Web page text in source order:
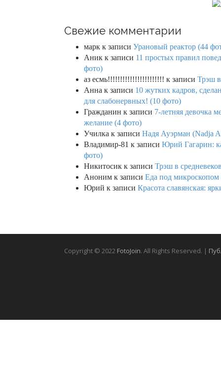
Свежие комментарии
марк к записи Урановый реактор (44
Аник к записи 11 простых правил
фото)
аз есмь!!!!!!!!!!!!!!!!!!!!!!! к записи Трэш в
Анна к записи 10 жутких кадров,
для слабонервных! (10 фото)
Гражданин к записи 7-летняя девочка
желание (4 фото)
Училка к записи Надя Ауэрман (Nadja
Владимир-81 к записи Юрий Гагарин:
фото)
Никитосик к записи Трэш в
Аноним к записи Еда под микроскопом
Юрий к записи Красота славянская:
Copyright © 2022 FotoJoin. All Rights Reserved. |